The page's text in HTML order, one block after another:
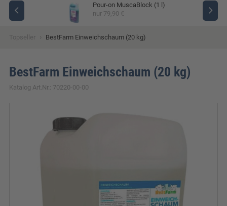
Pour-on MuscaBlock (1 l)
nur 79,90 €
Topseller BestFarm Einweichschaum (20 kg)
BestFarm Einweichschaum (20 kg)
Katalog Art.Nr.: 70220-00-00